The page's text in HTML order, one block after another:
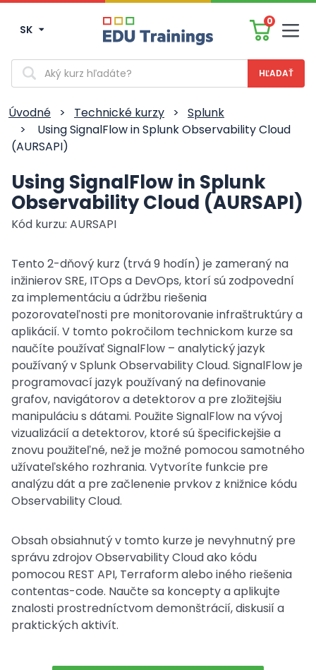
SK
0
Vyhľadávanie
Úvodné > Technické kurzy >
Splunk
>
Using SignalFlow in Splunk Observability Cloud
(AURSAPI)
Using SignalFlow in Splunk
Observability Cloud (AURSAPI)
Kód kurzu: AURSAPI
Tento 2-dňový kurz (trvá 9 hodín) je zameraný na
inžinierov SRE, ITOps a DevOps, ktorí sú zodpovední
za implementáciu a údržbu riešenia
pozorovateľnosti pre monitorovanie infraštruktúry a
aplikácií. V tomto pokročilom technickom kurze sa
naučíte používať SignalFlow – analytický jazyk
používaný v Splunk Observability Cloud. SignalFlow je
programovací jazyk používaný na definovanie
grafov, navigátorov a detektorov a pre zložitejšiu
manipuláciu s dátami. Použite SignalFlow na vývoj
vizualizácií a detektorov, ktoré sú špecifickejšie a
znovu použiteľné, než je možné pomocou samotného
užívateľského rozhrania. Vytvoríte funkcie pre
analýzu dát a pre začlenenie prvkov z knižnice kódu
Observability Cloud.
Obsah obsiahnutý v tomto kurze je nevyhnutný pre
správu zdrojov Observability Cloud ako kódu
pomocou REST API, Terraform alebo iného riešenia
contentas-code. Naučte sa koncepty a aplikujte
znalosti prostredníctvom demonštrácií, diskusií a
praktických aktivít.